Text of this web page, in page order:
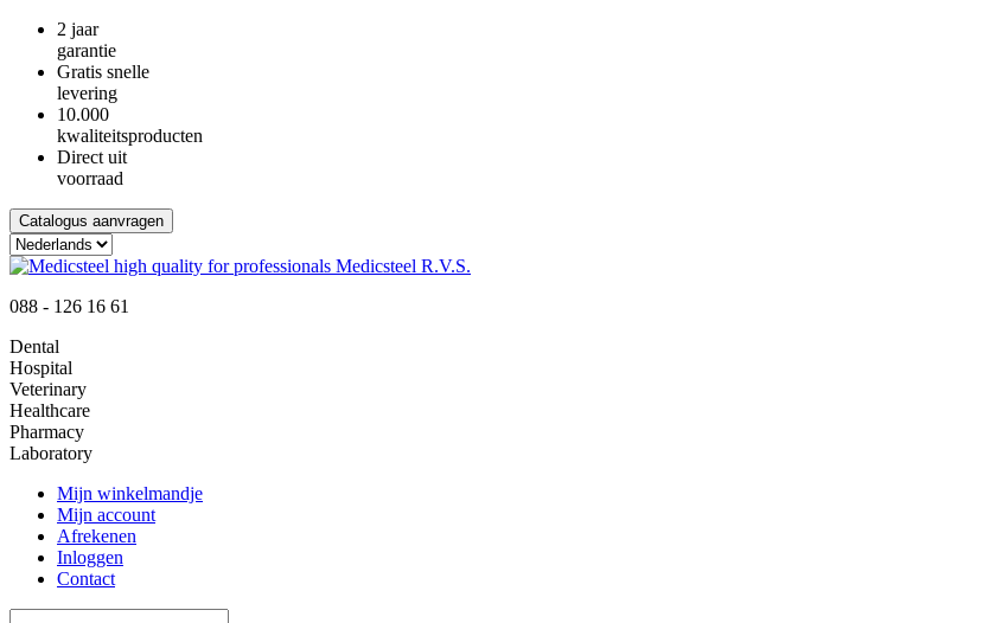
2 jaar
garantie
Gratis snelle
levering
10.000
kwaliteitsproducten
Direct uit
voorraad
Catalogus aanvragen
088 - 126 16 61
Dental
Hospital
Veterinary
Healthcare
Pharmacy
Laboratory
Mijn winkelmandje
Mijn account
Afrekenen
Inloggen
Contact